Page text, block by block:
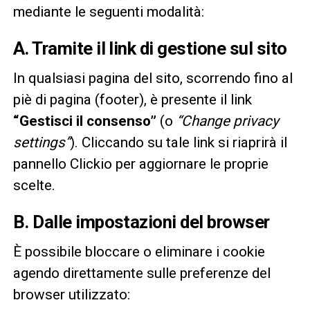
mediante le seguenti modalità:
A. Tramite il link di gestione sul sito
In qualsiasi pagina del sito, scorrendo fino al
piè di pagina (footer), è presente il link
“Gestisci il consenso” (o “Change privacy
settings”). Cliccando su tale link si riaprirà il
pannello Clickio per aggiornare le proprie
scelte.
B. Dalle impostazioni del browser
È possibile bloccare o eliminare i cookie
agendo direttamente sulle preferenze del
browser utilizzato: